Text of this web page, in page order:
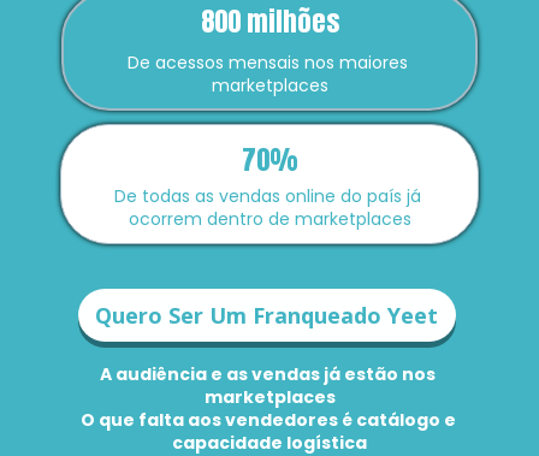
800 milhões
70%
De todas as vendas online do país já
ocorrem dentro de marketplaces
De acessos mensais nos maiores
marketplaces
A audiência e as vendas já estão nos
marketplaces
O que falta aos vendedores é catálogo e
capacidade logística
Quero Ser Um Franqueado Yeet